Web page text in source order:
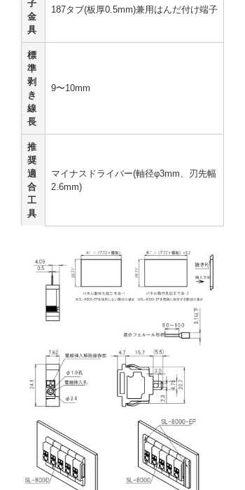
子
金
具
187タブ(板厚0.5mm)兼用はんだ付け端子
標
準
剥
き
線
長
9〜10mm
推
奨
適
合
工
具
マイナスドライバー(軸径φ3mm、刃先幅
2.6mm)